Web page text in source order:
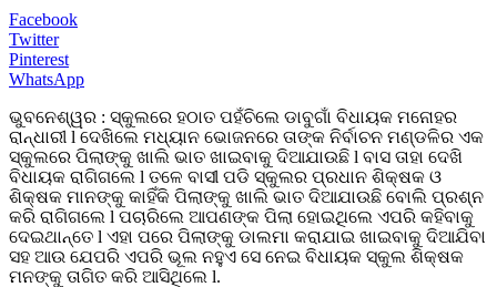
Facebook
Twitter
Pinterest
WhatsApp
ଭୁବନେଶ୍ୱର : ସ୍କୁଲରେ ହଠାତ ପହଁଚିଲେ ଡାବୁଗାଁ ବିଧାୟକ ମନୋହର
ରାନ୍ଧାରୀ l ଦେଖିଲେ ମଧ୍ୟାନ ଭୋଜନରେ ତାଙ୍କ ନିର୍ବାଚନ ମଣ୍ଡଳିର ଏକ
ସ୍କୁଲରେ ପିଲାଙ୍କୁ ଖାଲି ଭାତ ଖାଇବାକୁ ଦିଆଯାଉଛି l ବାସ ତାହା ଦେଖି
ବିଧାୟକ ରାଗିଗଲେ l ତଳେ ବାସୀ ପଡି ସ୍କୁଲର ପ୍ରଧାନ ଶିକ୍ଷକ ଓ
ଶିକ୍ଷକ ମାନଙ୍କୁ କାହିଁକି ପିଲାଙ୍କୁ ଖାଲି ଭାତ ଦିଆଯାଉଛି ବୋଲି ପ୍ରଶ୍ନ
କରି ରାଗିଗଲେ l ପଚାରିଲେ ଆପଣଙ୍କ ପିଲା ହୋଇଥିଲେ ଏପରି କହିବାକୁ
ଦେଇଥାନ୍ତେ l ଏହା ପରେ ପିଲାଙ୍କୁ ଡାଲମା କରାଯାଇ ଖାଇବାକୁ ଦିଆଯିବା
ସହ ଆଉ ଯେପରି ଏପରି ଭୂଲ ନହୁଏ ସେ ନେଇ ବିଧାୟକ ସ୍କୁଲ ଶିକ୍ଷକ
ମନଙ୍କୁ ତାଗିତ କରି ଆସିଥିଲେ l.